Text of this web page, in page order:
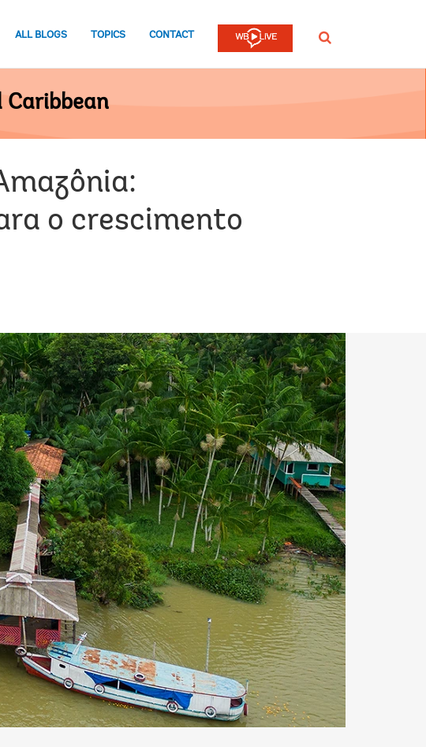
ALL BLOGS TOPICS CONTACT Procurar
Caribbean
o crescimento